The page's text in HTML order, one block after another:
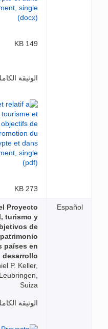
149 KB
الوثيقة
273 KB
Español
Proyecto
turismo y
de
países en
desarrollo
P. Keller,
Suiza
الوثيقة